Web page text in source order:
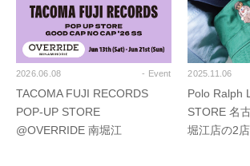
2026.06.08 - Event
TACOMA FUJI RECORDS
POP-UP STORE
@OVERRIDE 南堀江
2025.11.06
Polo Ralph
STORE 名
堀江店の2